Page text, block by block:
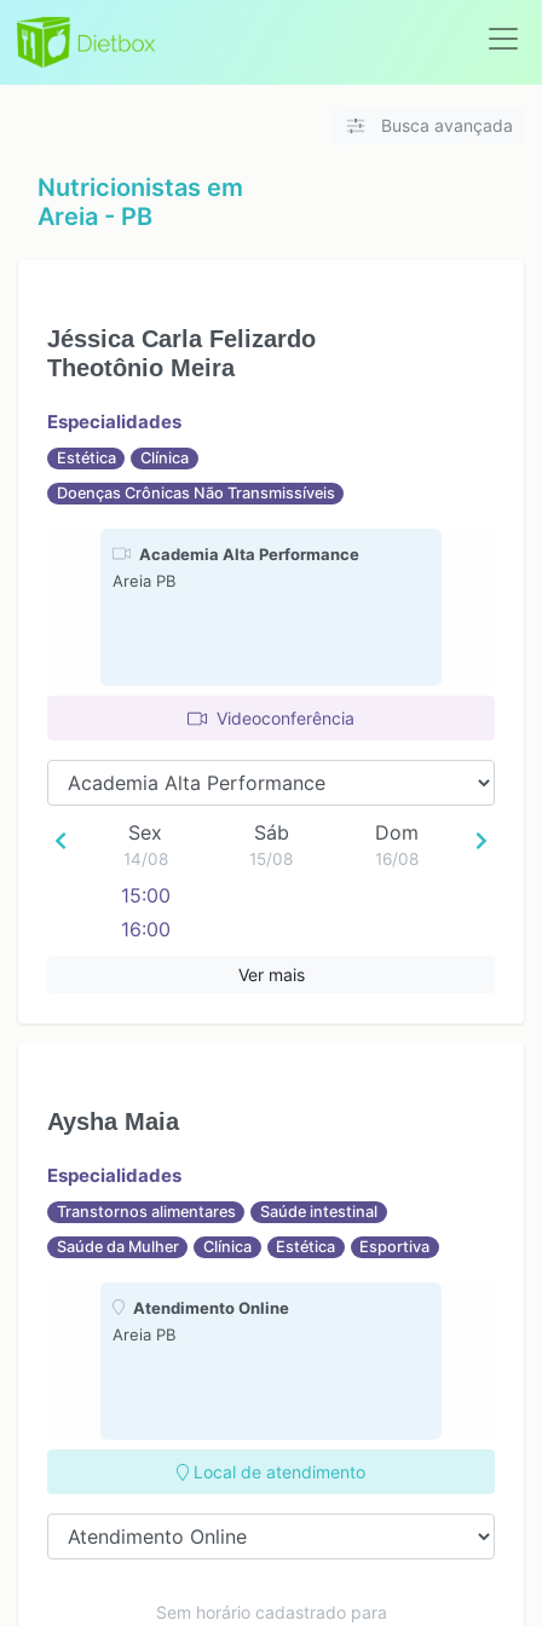
Busca avançada
Nutricionistas em
Areia - PB
Jéssica Carla Felizardo
Theotônio Meira
Especialidades
Estética
Clínica
Doenças Crônicas Não Transmissíveis
Academia Alta Performance
Areia PB
Videoconferência
Sex
14/08
15:00
16:00
Sáb
15/08
Dom
16/08
Ver mais
Aysha Maia
Especialidades
Transtornos alimentares
Saúde intestinal
Saúde da Mulher
Clínica Estética Esportiva
Atendimento Online
Areia PB
Local de atendimento
Sem horário cadastrado para